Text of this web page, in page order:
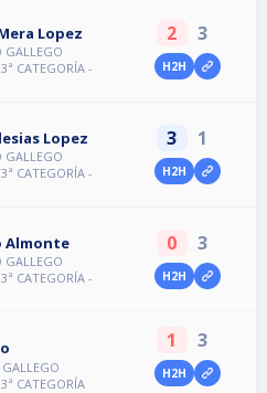
Lopez
GALLEGO
CATEGORÍA -
2 3
H2H
Lopez
GALLEGO
CATEGORÍA -
3 1
H2H
Almonte
GALLEGO
CATEGORÍA -
0 3
H2H
CATEGORÍA
1 3
H2H